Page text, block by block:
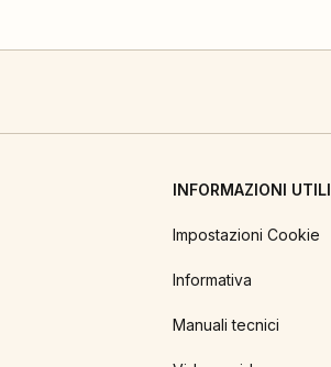
INFORMAZIONI UTILI
Impostazioni Cookie
Informativa
Manuali tecnici